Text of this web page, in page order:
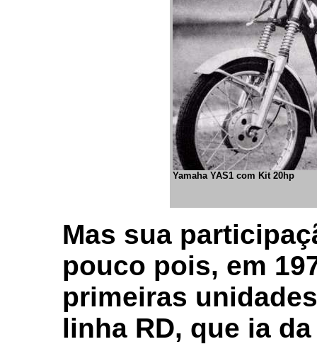
Yamaha YAS1 com Kit 20hp
Mas sua
pouco pois, em
primeiras
linha RD, que ia da